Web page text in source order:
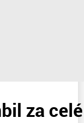
za